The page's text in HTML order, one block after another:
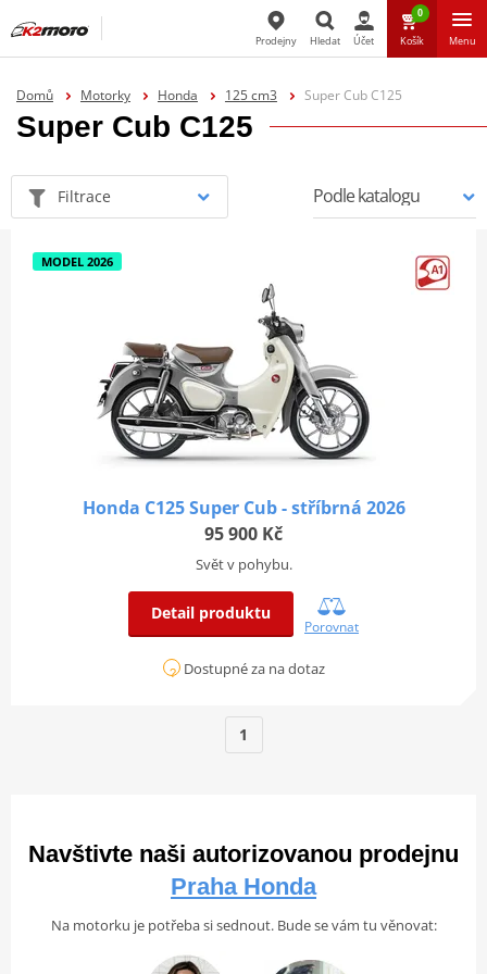
Prodejny Hledat Účet
0
Košík Menu
Domů Motorky Honda 125 cm3 Super Cub C125
Super Cub C125
Filtrace
MODEL 2026
Honda C125 Super Cub - stříbrná 2026
95 900 Kč
Svět v pohybu.
Detail produktu
Porovnat
Dostupné za na dotaz
1
Navštivte naši autorizovanou prodejnu
Praha Honda
Na motorku je potřeba si sednout. Bude se vám tu věnovat: